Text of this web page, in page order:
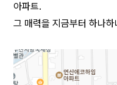
아파트.
그 매력을 지금부터 하나